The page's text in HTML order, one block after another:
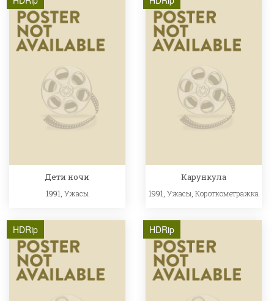
Дети ночи
1991, Ужасы
Карункула
1991,Ужасы ,Короткометражка
HDRip HDRip